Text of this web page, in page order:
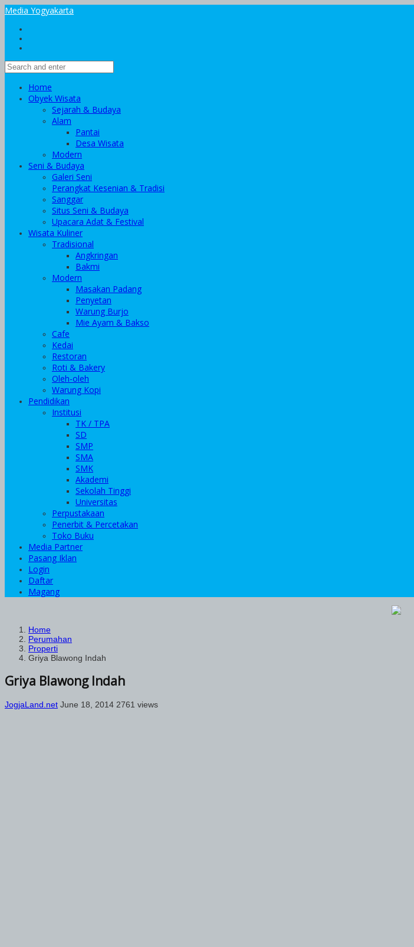
Media Yogyakarta
Home
Obyek Wisata
Sejarah & Budaya
Alam
Pantai
Desa Wisata
Modern
Seni & Budaya
Galeri Seni
Perangkat Kesenian & Tradisi
Sanggar
Situs Seni & Budaya
Upacara Adat & Festival
Wisata Kuliner
Tradisional
Angkringan
Bakmi
Modern
Masakan Padang
Penyetan
Warung Burjo
Mie Ayam & Bakso
Cafe
Kedai
Restoran
Roti & Bakery
Oleh-oleh
Warung Kopi
Pendidikan
Institusi
TK / TPA
SD
SMP
SMA
SMK
Akademi
Sekolah Tinggi
Universitas
Perpustakaan
Penerbit & Percetakan
Toko Buku
Media Partner
Pasang Iklan
Login
Daftar
Magang
Home
Perumahan
Properti
Griya Blawong Indah
Griya Blawong Indah
JogjaLand.net June 18, 2014 2761 views